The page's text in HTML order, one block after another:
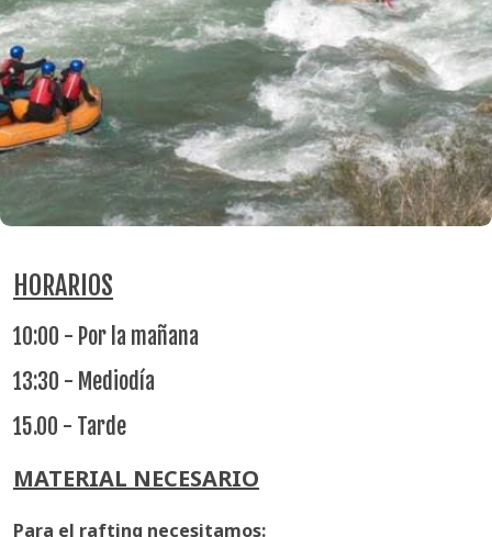
HORARIOS
10:00 - Por la mañana
13:30 - Mediodía
15.00 - Tarde
MATERIAL NECESARIO
Para el rafting necesitamos: